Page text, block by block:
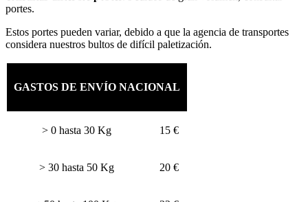
portes.
Estos portes pueden variar, debido a que la agencia de transportes
considera nuestros bultos de difícil paletización.
GASTOS DE ENVÍO NACIONAL
> 0 hasta 30 Kg 15 €
> 30 hasta 50 Kg 20 €